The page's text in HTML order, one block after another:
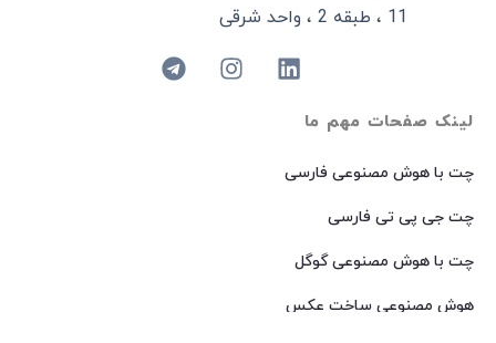
لینک صفحات مهم ما
چت با هوش مصنوعی فارسی
چت جی پی تی فارسی
چت با هوش مصنوعی گوگل
هوش مصنوعی ساخت عکس
11 ، طبقه 2 ، واحد شرقی